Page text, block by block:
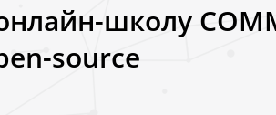
школу
source